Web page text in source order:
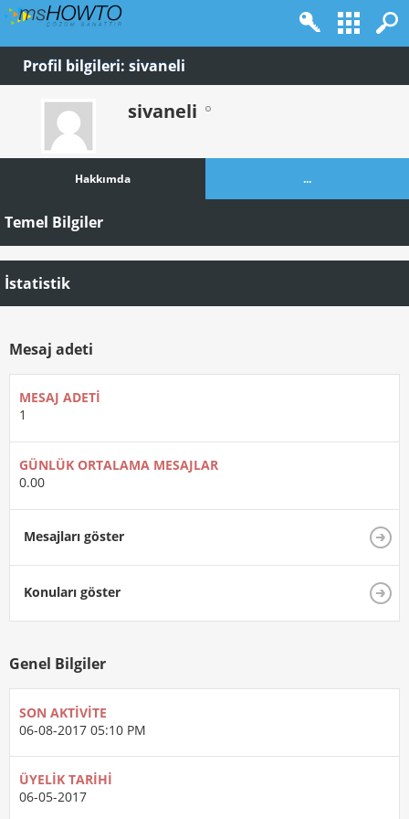
Profil bilgileri: sivaneli
sivaneli
Hakkımda ...
Temel Bilgiler
İstatistik
Mesaj adeti
MESAJ ADETI
1
GÜNLÜK ORTALAMA MESAJLAR
0.00
Mesajları göster
Konuları göster
Genel Bilgiler
SON AKTIVITE
06-08-2017 05:10 PM
ÜYELIK TARIHI
06-05-2017